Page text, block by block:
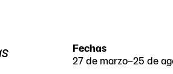
Fechas
27 de marzo–25 de